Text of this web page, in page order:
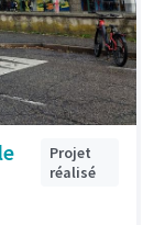
Projet
réalisé